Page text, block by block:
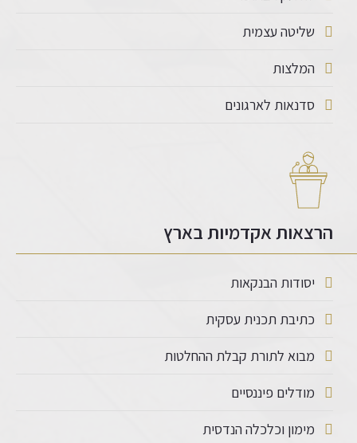
שליטה עצמית
המלצות
סדנאות לארגונים
הרצאות אקדמיות בארץ
יסודות הבנקאות
כתיבת תכנית עסקית
מבוא לתורת קבלת ההחלטות
מודלים פיננסיים
מימון וכלכלה הנדסית